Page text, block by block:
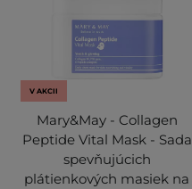
V AKCII
Mary&May - Collagen
Peptide Vital Mask - Sada
spevňujúcich
plátienkových masiek na